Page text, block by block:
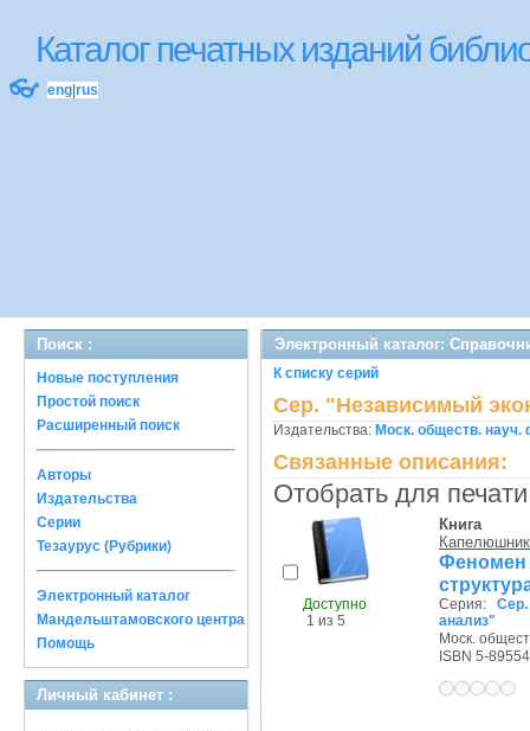
Каталог печатных изданий
👓 eng rus
Поиск :
Новые поступления
Простой поиск
Расширенный поиск
Авторы
Издательства
Серии
Тезаурус (Рубрики)
Электронный каталог
Мандельштамовского центра
Помощь
Личный кабинет :
Электронный каталог:
К списку серий
Сер. "Независимый
Издательства: Моск. обществ.
Связанные описания:
Отобрать для
Доступно
1 из 5
Книга
Серия:
анализ"
Моск.
ISBN 5-